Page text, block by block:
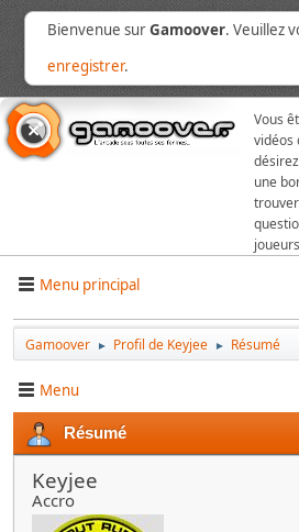
Bienvenue surGamoover. Veuillez
enregistrer.
Vous
vidéos
une
Menu principal
Gamoover ► Profil de Keyjee ► Résumé
Menu
Résumé
Keyjee
Accro